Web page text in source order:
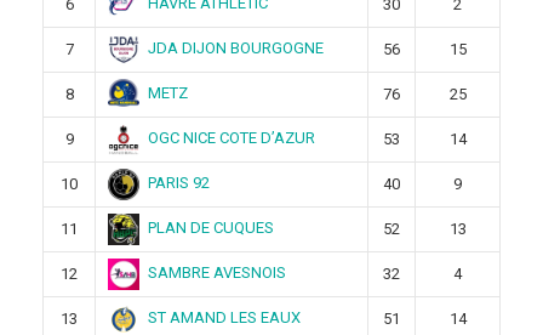
6 30 2
7 JDA DIJON BOURGOGNE 56 15
8 METZ 76 25
9 OGC NICE COTE D’AZUR 53 14
10 PARIS 92 40 9
11 PLAN DE CUQUES 52 13
12 SAMBRE AVESNOIS 32 4
13 ST AMAND LES EAUX 51 14